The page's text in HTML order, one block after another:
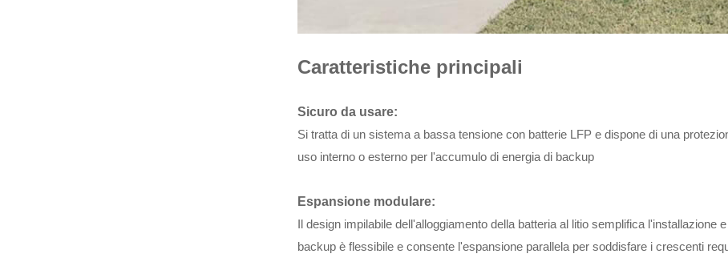
Caratteristiche principali
Sicuro da usare:
Si tratta di un sistema a bassa tensione con batterie LFP e dispone di una
uso interno o esterno per l'accumulo di energia di backup
Espansione modulare:
Il design impilabile dell'alloggiamento della batteria al litio semplifica
backup è flessibile e consente l'espansione parallela per soddisfare i crescenti